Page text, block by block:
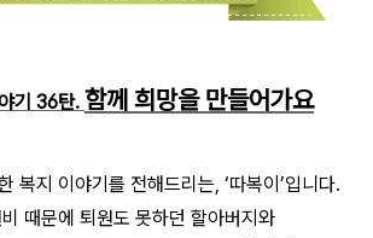
기 36탄. 함께 희망을 만들어가요
복지 이야기를 전해드리는, ‘따복이’입니다.
때문에 퇴원도 못하던 할아버지와